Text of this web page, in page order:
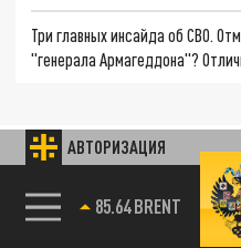
АВТОРИЗАЦИЯ
85.64 BRENT
Три главных инсайда об СВО.
"генерала Армагеддона"?